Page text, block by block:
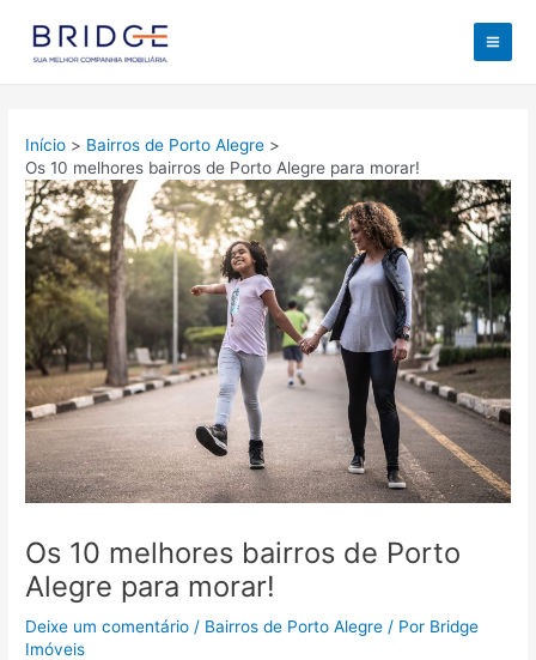
Início
Bairros de Porto Alegre
Os 10 melhores bairros de Porto Alegre para morar!
Os 10 melhores bairros de Porto
Alegre para morar!
Deixe um comentário / Bairros de Porto Alegre / Por Bridge
Imóveis